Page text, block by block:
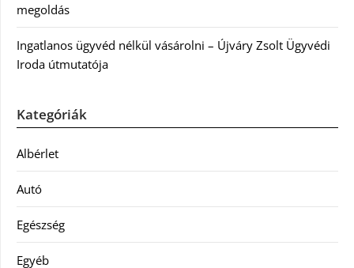
megoldás
Ingatlanos ügyvéd nélkül vásárolni – Újváry Zsolt Ügyvédi
Iroda útmutatója
Kategóriák
Albérlet
Autó
Egészség
Egyéb